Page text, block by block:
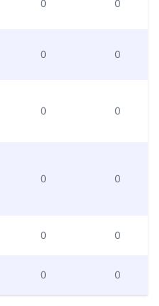
0 0
0 0
0 0
0 0
0 0
0 0